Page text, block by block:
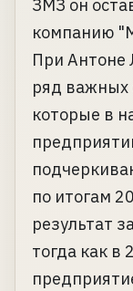
ЗМЗ он
компанию
При Антоне
ряд важных
которые в
по итогам
результат
тогда как в